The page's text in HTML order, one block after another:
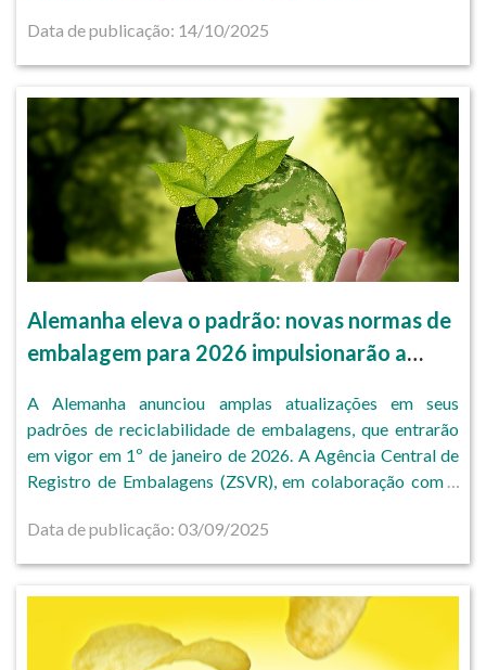
Data de publicação: 14/10/2025
Alemanha eleva o padrão: novas normas de
embalagem para 2026 impulsionarão a
A Alemanha anunciou amplas atualizações em seus
padrões de reciclabilidade de embalagens, que entrarão
em vigor em 1º de janeiro de 2026. A Agência Central de
Registro de Embalagens (ZSVR), em colaboração com a
desenvolvendo um sistema de reciclagem abrangente para
embalagens.
Data de publicação: 03/09/2025